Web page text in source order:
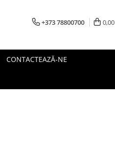
+373 78800700 0,00
CONTACTEAZĂ-NE